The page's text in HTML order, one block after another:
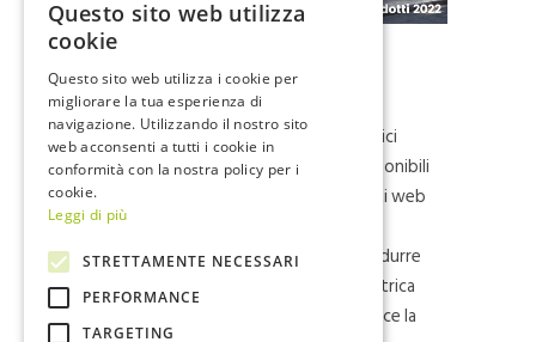
distribuita da FIVE
Tutte le novità di gamma veicoli elettrici
2022, distribuita da FIVE sono ora disponibili
nei cataloghi prodotto presenti sui siti web
di ciascun brand distribuito. FIVE, la cui
mission sin dalla nascita è quella di produrre
e distribuire veicoli per la mobilità elettrica
leggera sostenibile, ogni anno arricchisce la
Questo sito web utilizza
cookie
Questo sito web utilizza i cookie per
migliorare la tua esperienza di
navigazione. Utilizzando il nostro sito
web acconsenti a tutti i cookie in
conformità con la nostra policy per i
cookie.
Leggi di più
STRETTAMENTE NECESSARI
PERFORMANCE
TARGETING